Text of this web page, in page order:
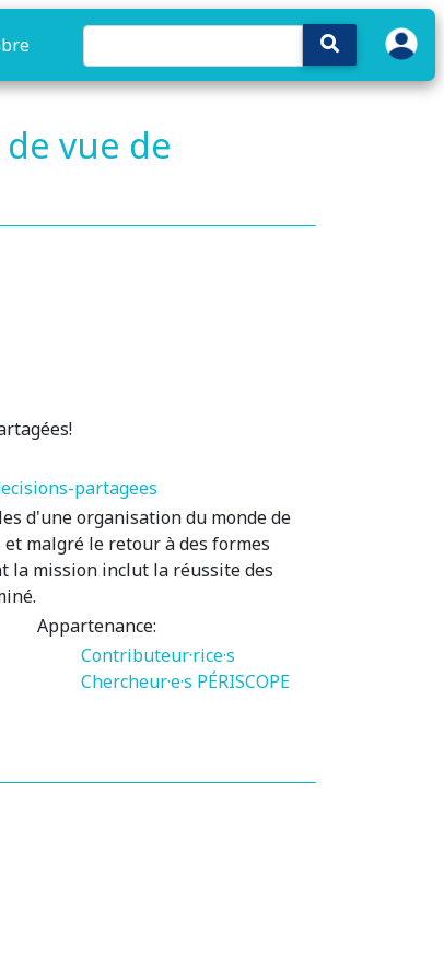
vue de
partagees
d'une organisation du monde de
malgré le retour à des formes
la mission inclut la réussite des
Appartenance:
Contributeur·rice·s
Chercheur·e·s PÉRISCOPE